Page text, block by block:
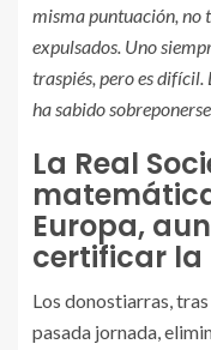
misma puntuación, no
expulsados. Uno
traspiés, pero es
ha sabido
La Real
Europa,
certificar la
Los donostiarras,
pasada jornada,